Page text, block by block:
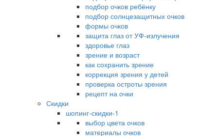
подбор очков ребёнку
подбор солнцезащитных очков
формы очков
защита глаз от УФ-излучения
здоровье глаз
зрение и возраст
как сохранить зрение
коррекция зрения у детей
проверка остроты зрения
рецепт на очки
Скидки
шопинг-скидки-1
выбор цвета очков
материалы очков